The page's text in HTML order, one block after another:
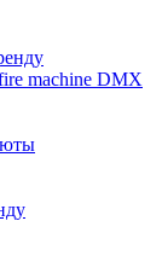
machine DMX